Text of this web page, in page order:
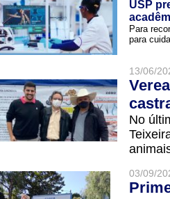
USP
Para
para
13/06/
No
03/09/